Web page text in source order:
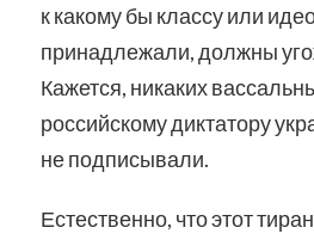
к какому бы классу или
принадлежали, должны
Кажется, никаких
российскому диктатору
не подписывали.
Естественно, что этот